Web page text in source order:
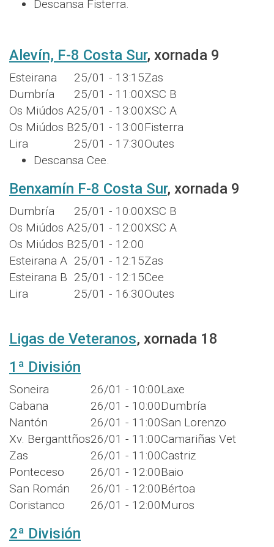
Descansa Fisterra.
Alevín, F-8 Costa Sur, xornada 9
Esteirana 25/01 - 13:15Zas
Dumbría
25/01 - 11:00XSC B
Os Miúdos A25/01 - 13:00XSC A
Os Miúdos B25/01 - 13:00Fisterra
Lira
25/01 - 17:30Outes
Descansa Cee.
Benxamín F-8 Costa Sur, xornada 9
Dumbría 25/01 - 10:00XSC B
Os Miúdos A25/01 - 12:00XSC A
Os Miúdos B25/01 - 12:00
Esteirana A 25/01 - 12:15Zas
Esteirana B 25/01 - 12:15Cee
Lira
25/01 - 16:30Outes
Ligas de Veteranos, xornada 18
1ª División
Soneira 26/01 - 10:00Laxe
Cabana
26/01 - 10:00Dumbría
Nantón
26/01 - 11:00San Lorenzo
Xv. Berganttños26/01 - 11:00Camariñas Vet
Zas
26/01 - 11:00Castriz
Ponteceso
26/01 - 12:00Baio
San Román
26/01 - 12:00Bértoa
Coristanco
26/01 - 12:00Muros
2ª División